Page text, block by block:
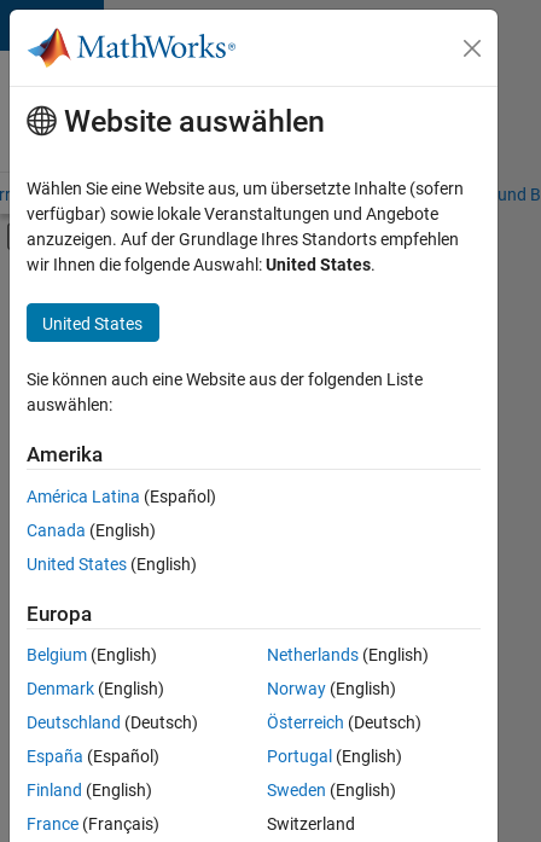
Weiter zum Inhalt
Karriere
bei
MathWorks
– Übersicht Stellensuche Niederlassungen Studierende und
Umschaltung für Off-Canvas-
Hauptinhalt
Marketing Services
Business Model Team
Finance and Operations
Büro- und Verwaltungsdienste
+3
Derzeit
es
keine
offenen
Stellen,
Ihren
Suchkriterien
entsprechen.
können
die
Suchkriterien
weiter
fassen
Website auswählen
Wählen Sie eine Website aus, um übersetzte Inhalte (sofern
verfügbar) sowie lokale Veranstaltungen und Angebote
anzuzeigen. Auf der Grundlage Ihres Standorts empfehlen
wir Ihnen die folgende Auswahl:United States.
United States
Sie können auch eine Website aus der folgenden Liste
auswählen:
Amerika
América Latina (Español)
Canada (English)
United States (English)
Europa
Belgium (English)
Denmark (English)
Deutschland (Deutsch)
España (Español)
Finland (English)
France (Français)
Netherlands(English)
Norway(English)
Österreich (Deutsch)
Portugal (English)
Sweden (English)
Switzerland